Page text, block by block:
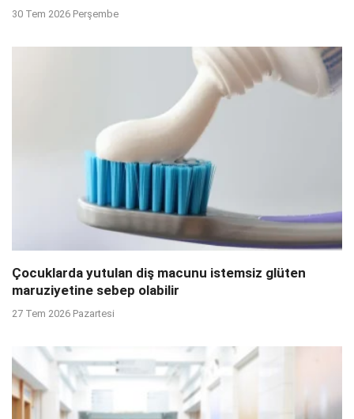
30 Tem 2026 Perşembe
Çocuklarda yutulan diş macunu istemsiz glüten
maruziyetine sebep olabilir
27 Tem 2026 Pazartesi